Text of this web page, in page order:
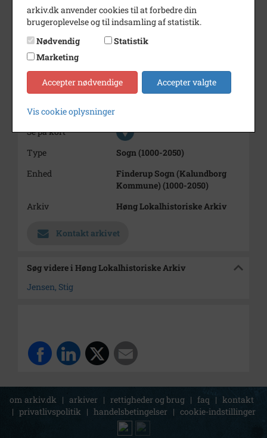
Nummer
B9452
Type
Billeder
Beskrivelse
Stig Jensen
Årstal
1000
Dateringsnote
?
Fotograf
Se på kort
Type
Sogn (1000-2050)
Enhed
Finderup Sogn (Kalundborg
Kommune) (1000-2050)
Arkiv
Høng Lokalhistoriske Arkiv
Kontakt arkivet
Søg videre i Høng Lokalhistoriske Arkiv
Jensen, Stig
om arkiv.dk | arkiver | rettigheder og brug | faq | kontakt
| privatlivspolitik | handelsbetingelser | cookie-indstillinger
arkiv.dk anvender cookies til at forbedre din
brugeroplevelse og til indsamling af statistik.
Nødvendig
Statistik
Marketing
Accepter nødvendige Accepter valgte
Vis cookie oplysninger